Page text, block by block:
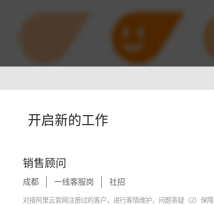
智能排班
集成8种AI技术，快速对接企业系统
语音合成 TTS
即开即用，输入文本立得语音
声纹识别VPR
图像描述 IC
开启新的工作
销售顾问
成都 一线客服岗 社招
对接阿里云官网注册过的客户，进行客情维护，问题答疑（2）保